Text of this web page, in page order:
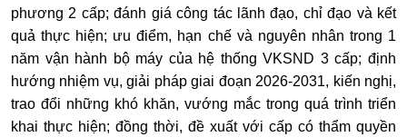
phương 2 cấp; đánh giá công tác lãnh đạo, chỉ đạo và kết
quả thực hiện; ưu điểm, hạn chế và nguyên nhân trong 1
năm vận hành bộ máy của hệ thống VKSND 3 cấp; định
hướng nhiệm vụ, giải pháp giai đoạn 2026-2031, kiến nghị,
trao đổi những khó khăn, vướng mắc trong quá trình triển
khai thực hiện; đồng thời, đề xuất với cấp có thẩm quyền